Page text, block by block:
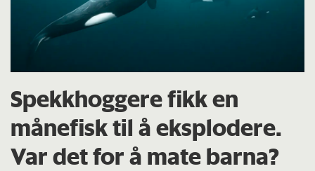
Spekkhoggere fikk en
månefisk til å eksplodere.
Var det for å mate barna?